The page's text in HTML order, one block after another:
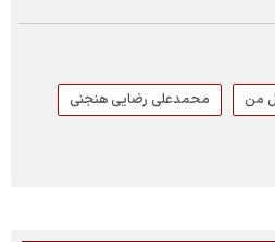
من
محمدعلی رضایی هنجنی